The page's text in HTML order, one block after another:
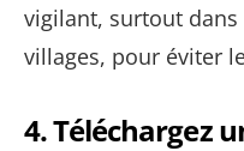
vigilant, surtout dans
villages, pour éviter
4.Téléchargez